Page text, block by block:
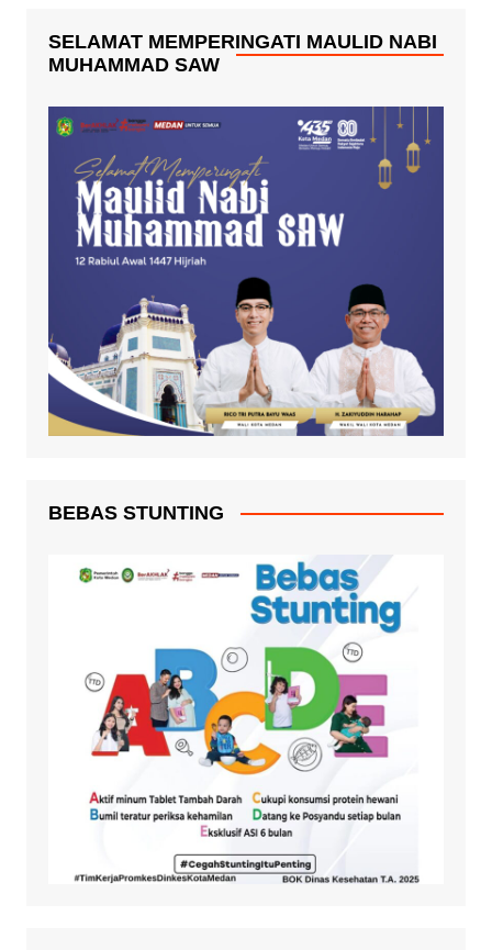
SELAMAT MEMPERINGATI MAULID NABI
MUHAMMAD SAW
BEBAS STUNTING